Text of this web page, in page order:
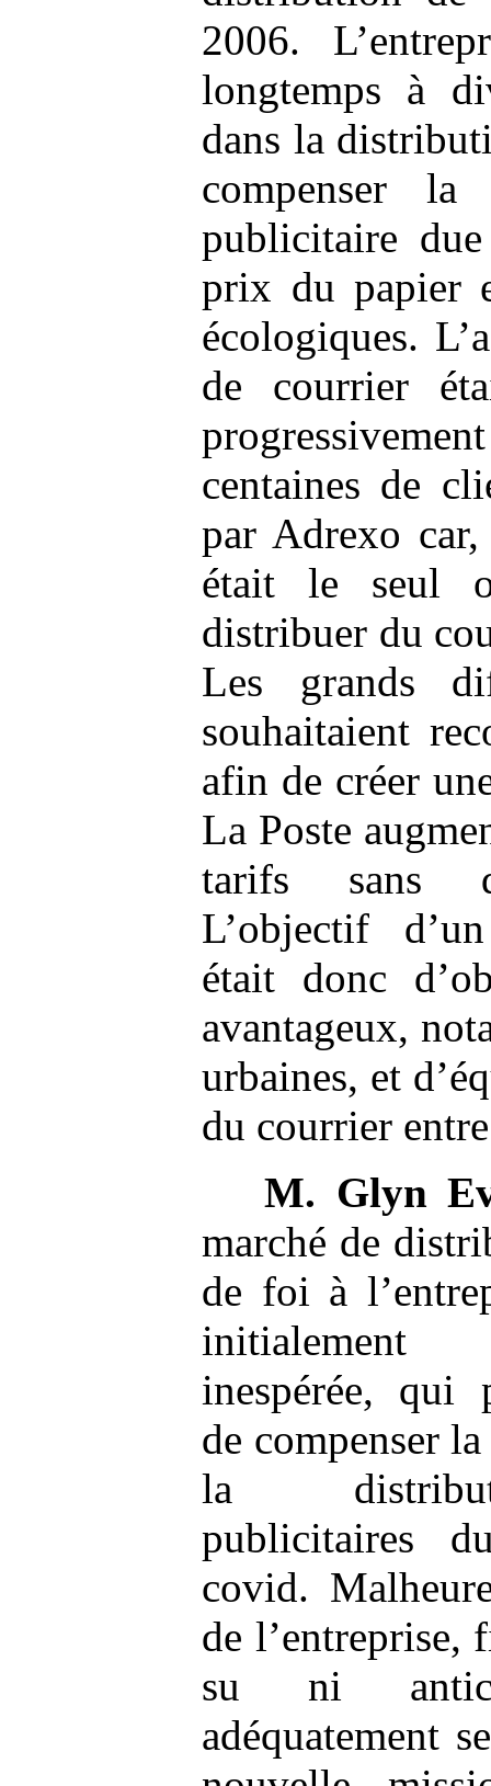
2006.
longtemps à
dans la
compenser la
publicitaire
prix du papier
écologiques.
de courrier
centaines de
par Adrexo car,
était le seul
distribuer du
Les grands
souhaitaient
afin de créer
La Poste
tarifs sans
L’objectif
était donc
avantageux,
urbaines, et
du courrier
M. Glyn
marché de
de foi à
inespérée, qui
de compenser
la
publicitaires
covid.
de l’entreprise,
su ni
adéquatement